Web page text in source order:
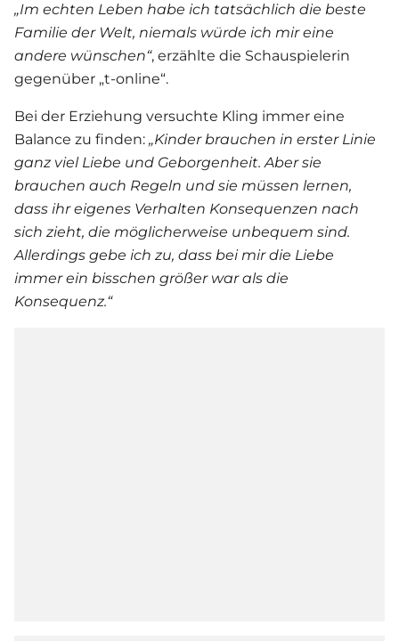
„Im echten Leben habe ich tatsächlich die beste
Familie der Welt, niemals würde ich mir eine
andere wünschen“, erzählte die Schauspielerin
gegenüber „t-online“.
Bei der Erziehung versuchte Kling immer eine
Balance zu finden: „Kinder brauchen in erster Linie
ganz viel Liebe und Geborgenheit. Aber sie
brauchen auch Regeln und sie müssen lernen,
dass ihr eigenes Verhalten Konsequenzen nach
sich zieht, die möglicherweise unbequem sind.
Allerdings gebe ich zu, dass bei mir die Liebe
immer ein bisschen größer war als die
Konsequenz.“